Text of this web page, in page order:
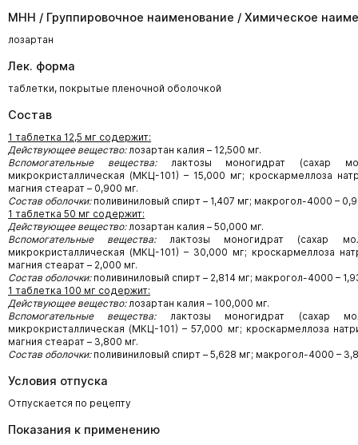
МНН / Группировочное наименование / Химическое
лозартан
Лек. форма
таблетки, покрытые пленочной оболочкой
Состав
1 таблетка 12,5 мг содержит:
Действующее вещество:лозартан калия – 12,500 мг.
Вспомогательные вещества:лактозы моногидрат (сахар
микрокристаллическая (МКЦ-101) – 15,000 мг; кроскармеллоза
магния стеарат – 0,900 мг.
Состав оболочки:поливиниловый спирт – 1,407 мг; макрогол-4000 –
1 таблетка 50 мг содержит:
Действующее вещество:лозартан калия – 50,000 мг.
Вспомогательные вещества:лактозы моногидрат (сахар
микрокристаллическая (МКЦ-101) – 30,000 мг; кроскармеллоза
магния стеарат – 2,000 мг.
Состав оболочки:поливиниловый спирт – 2,814 мг; макрогол-4000 –
1 таблетка 100 мг содержит:
Действующее вещество:лозартан калия – 100,000 мг.
Вспомогательные вещества:лактозы моногидрат (сахар
микрокристаллическая (МКЦ-101) – 57,000 мг; кроскармеллоза
магния стеарат – 3,800 мг.
Состав оболочки:поливиниловый спирт – 5,628 мг; макрогол-4000 –
Условия отпуска
Отпускается по рецепту
Показания к применению